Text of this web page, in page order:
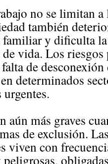
no se limitan a
también
y dificulta
vida. Los riesgos
de
determinados
urgentes.
aún más graves
de exclusión.
viven con